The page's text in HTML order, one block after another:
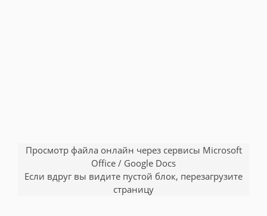
Просмотр файла онлайн через сервисы Microsoft
Office / Google Docs
Если вдруг вы видите пустой блок, перезагрузите
страницу